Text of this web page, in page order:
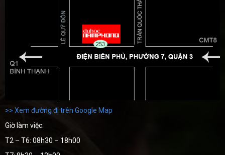
>> Xem đường đi trên Google Map
Giờ làm việc:
T2 – T6: 08h30 – 18h00